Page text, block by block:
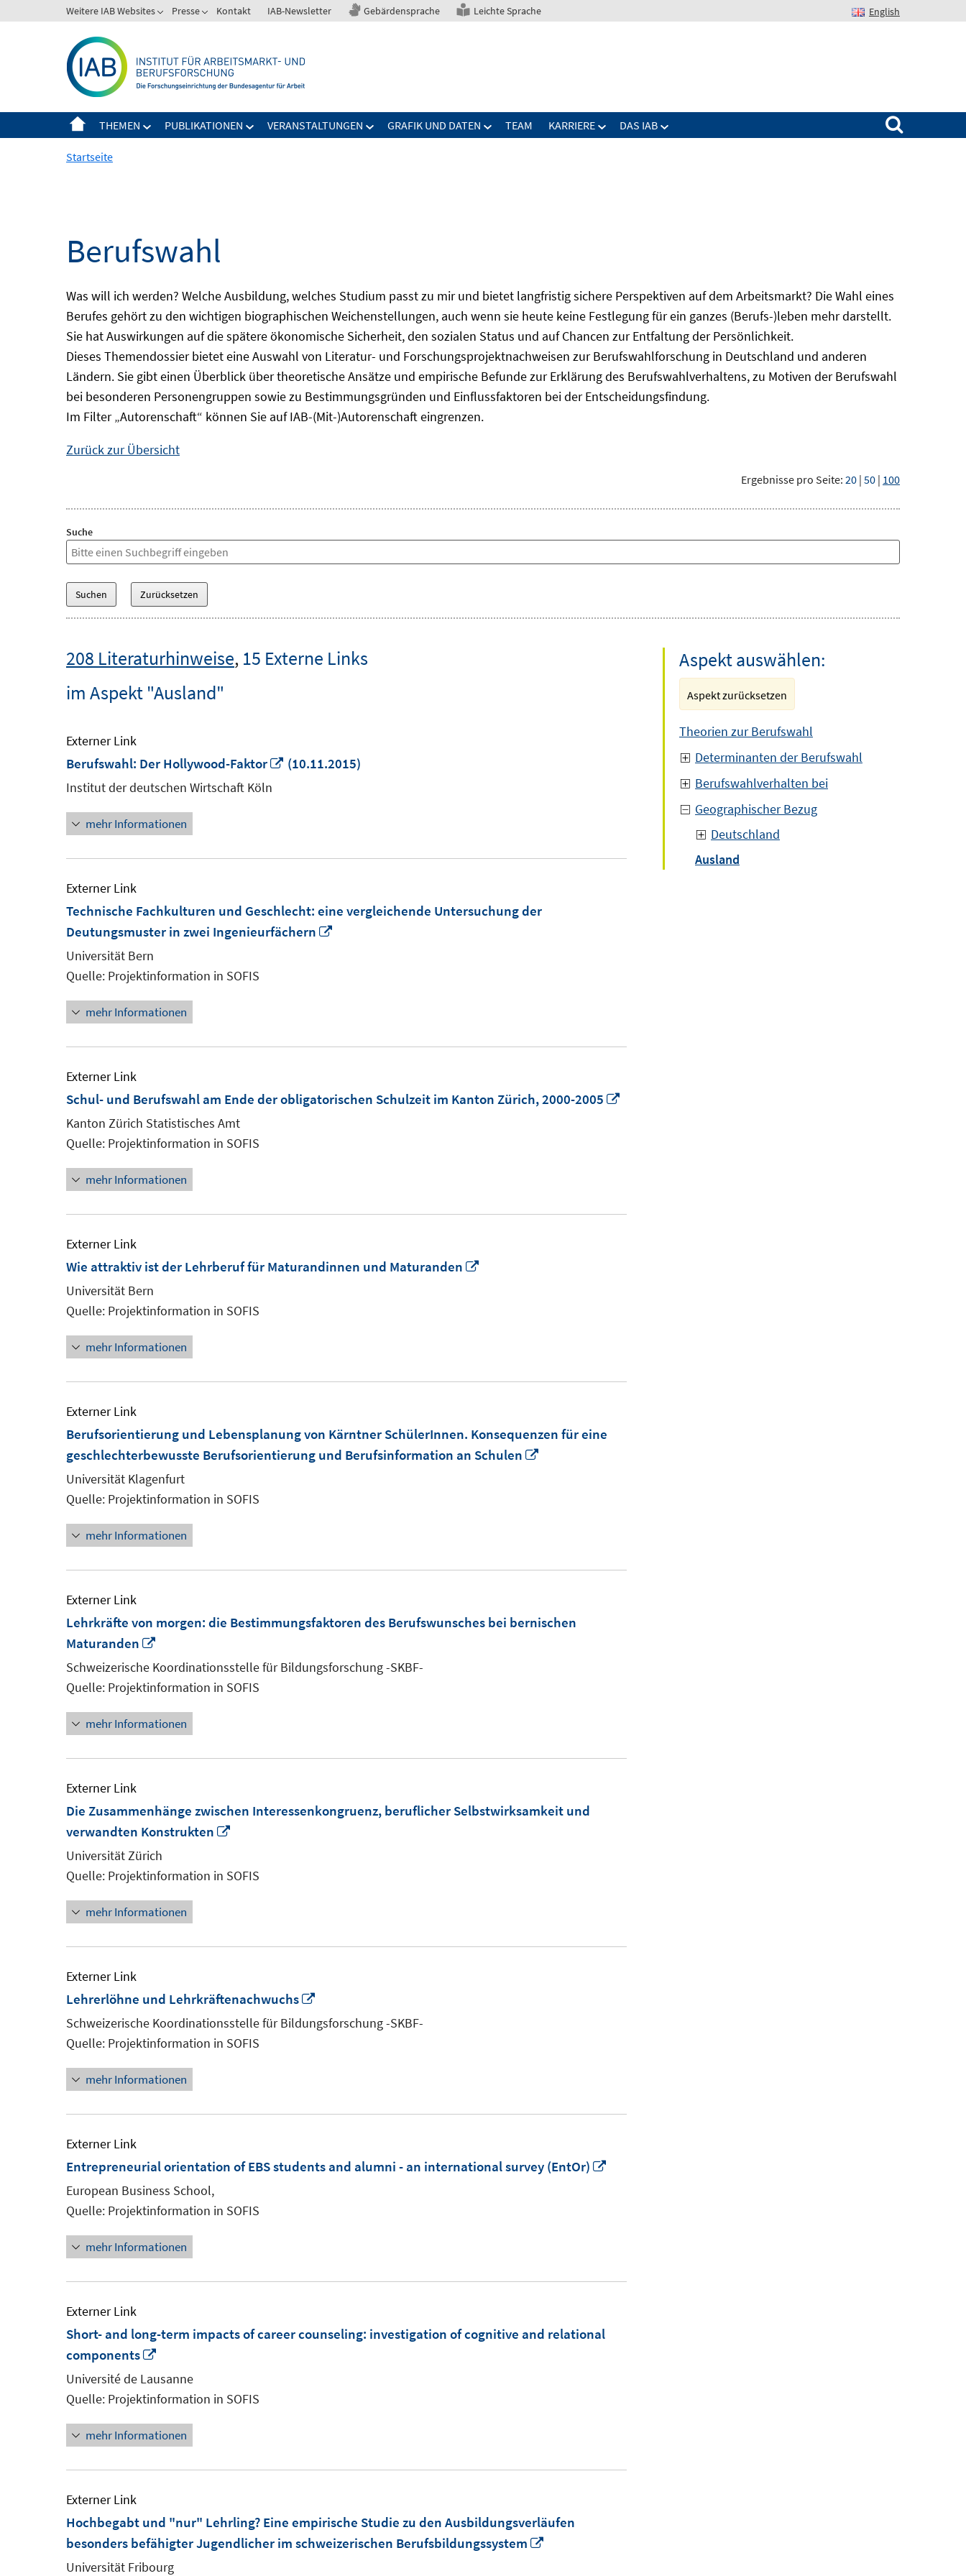
zum
Weitere IAB Websites Presse Kontakt IAB-Newsletter Gebärdensprache Leichte Sprache English
THEMEN PUBLIKATIONEN VERANSTALTUNGEN GRAFIK UND DATEN TEAM KARRIERE DAS IAB
Suchen nach:
Startseite
Berufswahl
Was will ich werden? Welche Ausbildung, welches Studium passt zu mir und bietet langfristig sichere Perspektiven auf dem Arbeitsmarkt? Die Wahl eines
Berufes gehört zu den wichtigen biographischen Weichenstellungen, auch wenn sie heute keine Festlegung für ein ganzes (Berufs-)leben mehr darstellt.
Sie hat Auswirkungen auf die spätere ökonomische Sicherheit, den sozialen Status und auf Chancen zur Entfaltung der Persönlichkeit.
Dieses Themendossier bietet eine Auswahl von Literatur- und Forschungsprojektnachweisen zur Berufswahlforschung in Deutschland und anderen
Ländern. Sie gibt einen Überblick über theoretische Ansätze und empirische Befunde zur Erklärung des Berufswahlverhaltens, zu Motiven der Berufswahl
bei besonderen Personengruppen sowie zu Bestimmungsgründen und Einflussfaktoren bei der Entscheidungsfindung.
Im Filter „Autorenschaft“ können Sie auf IAB-(Mit-)Autorenschaft eingrenzen.
Zurück zur Übersicht
Ergebnisse pro Seite: 20 | 50 | 100
Suche
208 Literaturhinweise, 15 Externe Links
im Aspekt "Ausland"
Externer Link
Berufswahl: Der Hollywood-Faktor
In
(10.11.2015)
Institut der deutschen Wirtschaft Köln
mehr Informationen
Externer Link
Technische Fachkulturen und Geschlecht: eine vergleichende Untersuchung der
Deutungsmuster in zwei Ingenieurfächern
Universität Bern
Quelle: Projektinformation in SOFIS
mehr Informationen
Externer Link
Schul- und Berufswahl am Ende der obligatorischen Schulzeit im Kanton Zürich, 2000-2005
Kanton Zürich Statistisches Amt
Quelle: Projektinformation in SOFIS
mehr Informationen
Externer Link
Wie attraktiv ist der Lehrberuf für Maturandinnen und Maturanden
Universität Bern
Quelle: Projektinformation in SOFIS
mehr Informationen
Externer Link
Berufsorientierung und Lebensplanung von Kärntner SchülerInnen. Konsequenzen für eine
geschlechterbewusste Berufsorientierung und Berufsinformation an Schulen
Universität Klagenfurt
Quelle: Projektinformation in SOFIS
mehr Informationen
Externer Link
Lehrkräfte von morgen: die Bestimmungsfaktoren des Berufswunsches bei bernischen
Maturanden
neuem
Fenster
Schweizerische Koordinationsstelle für Bildungsforschung -SKBF-
Quelle: Projektinformation in SOFIS
mehr Informationen
Externer Link
Die Zusammenhänge zwischen Interessenkongruenz, beruflicher Selbstwirksamkeit und
verwandten Konstrukten
Fenster
Universität Zürich
Quelle: Projektinformation in SOFIS
mehr Informationen
Externer Link
Lehrerlöhne und Lehrkräftenachwuchs
neuem
Schweizerische Koordinationsstelle für Bildungsforschung -SKBF-
Quelle: Projektinformation in SOFIS
mehr Informationen
Externer Link
Entrepreneurial orientation of EBS students and alumni - an international survey (EntOr)
European Business School,
Quelle: Projektinformation in SOFIS
mehr Informationen
Externer Link
Short- and long-term impacts of career counseling: investigation of cognitive and relational
components
neuem
Fenster
Université de Lausanne
Quelle: Projektinformation in SOFIS
mehr Informationen
Externer Link
Hochbegabt und "nur" Lehrling? Eine empirische Studie zu den Ausbildungsverläufen
besonders befähigter Jugendlicher im schweizerischen Berufsbildungssystem
Universität Fribourg
Aspekt auswählen:
Aspekt zurücksetzen
Theorien zur Berufswahl
Determinanten der Berufswahl
Berufswahlverhalten bei
Geographischer Bezug
Deutschland
Ausland